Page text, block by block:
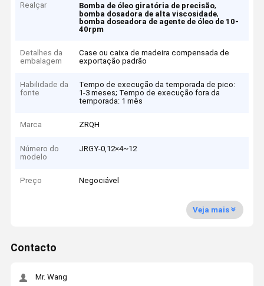
Realçar Bomba de óleo giratória de precisão,
bomba dosadora de alta viscosidade,
bomba doseadora de agente de óleo de 10-
40rpm
Detalhes da
embalagem
Case ou caixa de madeira compensada de
exportação padrão
Habilidade da
fonte
Tempo de execução da temporada de pico:
1-3 meses; Tempo de execução fora da
temporada: 1 mês
Marca ZRQH
Número do
modelo
JRGY-0,12×4~12
Preço Negociável
Veja mais
Contacto
Mr. Wang